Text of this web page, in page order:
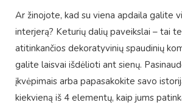
Ar žinojote, kad su viena apdaila galite
interjerą? Keturių dalių paveikslai – tai
atitinkančios dekoratyvinių spaudinių
galite laisvai išdėlioti ant sienų.
įkvėpimais arba papasakokite savo
kiekvieną iš 4 elementų, kaip jums